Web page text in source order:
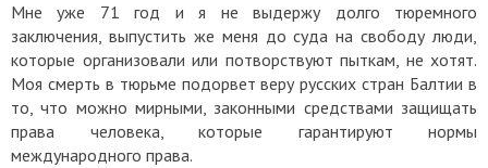
Мне уже 71 год и я не выдержу долго тюремного
заключения, выпустить же меня до суда на свободу люди,
которые организовали или потворствуют пыткам, не хотят.
Моя смерть в тюрьме подорвет веру русских стран Балтии в
то, что можно мирными, законными средствами защищать
права человека, которые гарантируют нормы
международного права.